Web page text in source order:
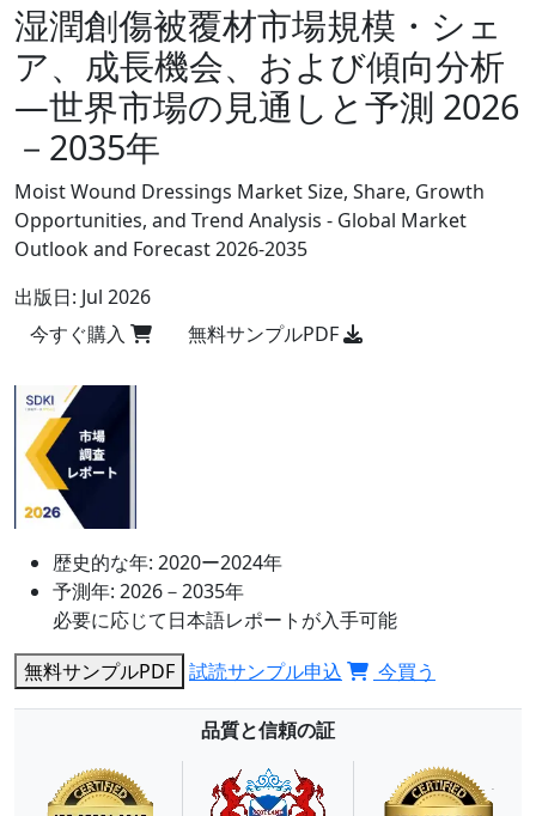
湿潤創傷被覆材市場規模・シェ
ア、成長機会、および傾向分析
―世界市場の見通しと予測 2026
－2035年
Moist Wound Dressings Market Size, Share, Growth
Opportunities, and Trend Analysis - Global Market
Outlook and Forecast 2026-2035
出版日: Jul 2026
今すぐ購入
無料サンプルPDF
歴史的な年: 2020ー2024年
予測年: 2026－2035年
必要に応じて日本語レポートが入手可能
無料サンプルPDF 試読サンプル申込 今買う
品質と信頼の証